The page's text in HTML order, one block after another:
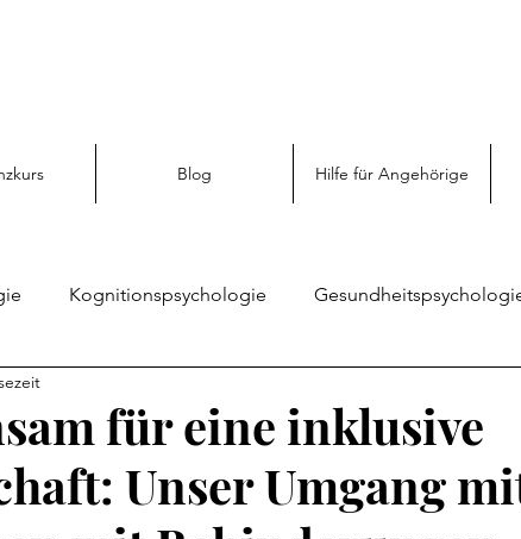
Blog Hilfe für Angehörige
Kognitionspsychologie
Persönliche Entwicklung Psychologie
für eine inklusive
Unser Umgang